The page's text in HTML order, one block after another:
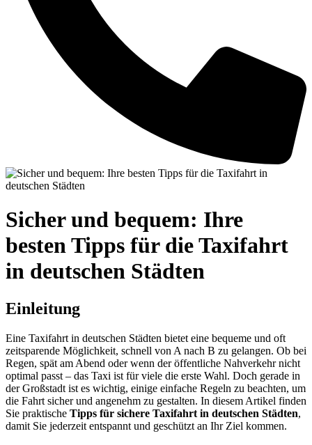
Sicher und bequem: Ihre
besten Tipps für die Taxifahrt
in deutschen Städten
Einleitung
Eine Taxifahrt in deutschen Städten bietet eine bequeme und oft
zeitsparende Möglichkeit, schnell von A nach B zu gelangen. Ob bei
Regen, spät am Abend oder wenn der öffentliche Nahverkehr nicht
optimal passt – das Taxi ist für viele die erste Wahl. Doch gerade in
der Großstadt ist es wichtig, einige einfache Regeln zu beachten, um
die Fahrt sicher und angenehm zu gestalten. In diesem Artikel finden
Sie praktische Tipps für sichere Taxifahrt in deutschen Städten,
damit Sie jederzeit entspannt und geschützt an Ihr Ziel kommen.